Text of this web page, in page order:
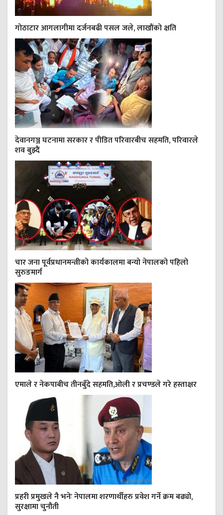
गोठाटार आगलागीमा दर्जनबढी पसल जले, लाखौंको क्षति
देवानगञ्ज घटनामा सरकार र पीडित परिवारबीच सहमति, परिवारले
शव बुझ्दैं
चार जना पूर्वप्रधानमन्त्रीको कार्यकालमा बन्यो नेपालको पहिलो
सुरुङमार्ग
एमाले र नेकपाबीच तीनबुँदे सहमति,ओली र प्रचण्डले गरे हस्ताक्षर
प्रहरी प्रमुखले नै भनेः नेपालमा शरणार्थीहरु प्रवेश गर्ने क्रम बढ्यो,
सुरक्षामा चुनौती